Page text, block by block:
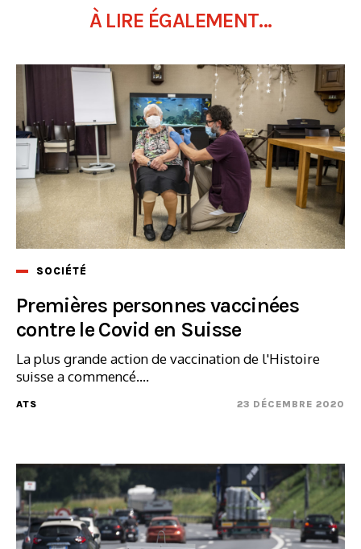
À LIRE ÉGALEMENT...
SOCIÉTÉ
Premières personnes vaccinées
contre le Covid en Suisse
La plus grande action de vaccination de l'Histoire
suisse a commencé....
ATS 23 DÉCEMBRE 2020